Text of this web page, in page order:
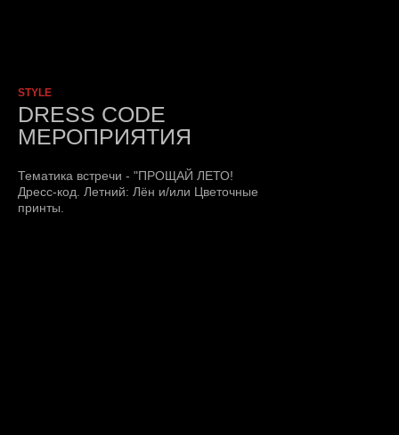
DRESS CODE
МЕРОПРИЯТИЯ
STYLE
Тематика встречи - "ПРОЩАЙ ЛЕТО!
Дресс-код. Летний: Лён и/или Цветочные
принты.